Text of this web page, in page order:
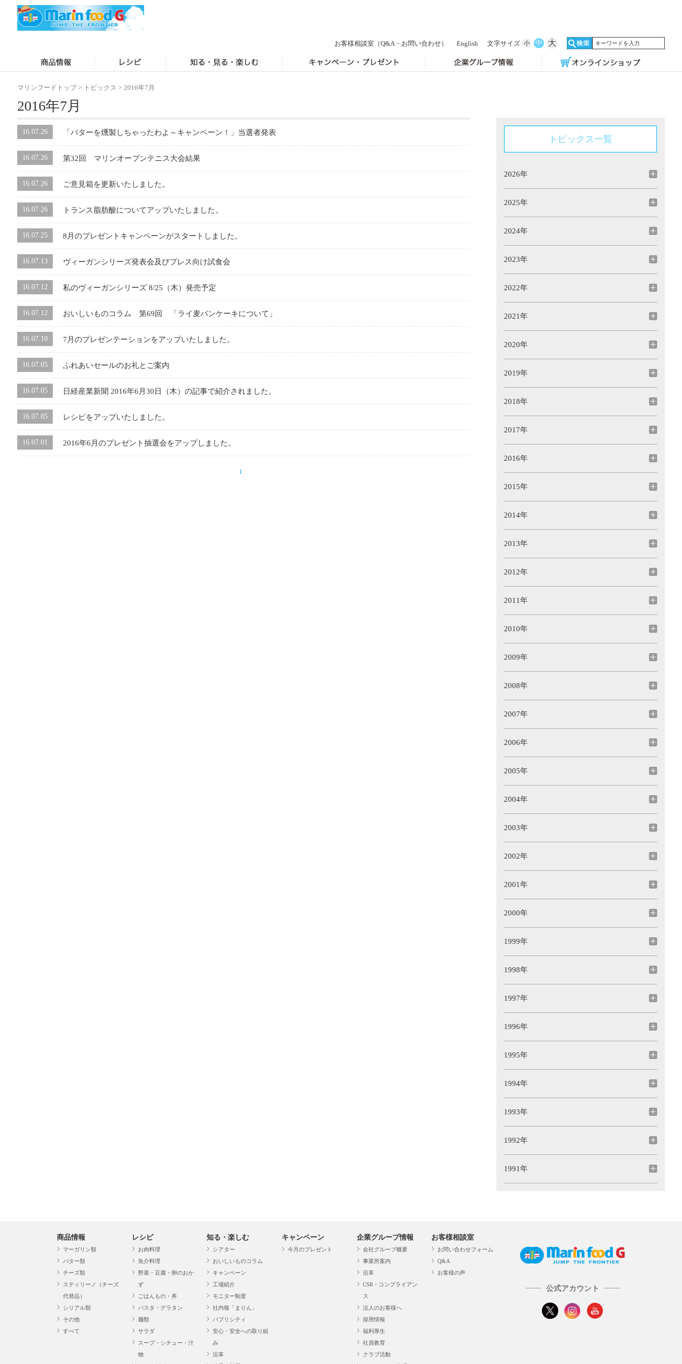
お客様相談室 （Q&A・お問い合わせ） English 文字サイズ 小 中 大
マリンフードトップ> トピックス > 2016年7月
2016年7月
16.07.26 「バターを燻製しちゃったわよ～キャンペーン！」当選者発表
16.07.26 第32回 マリンオープンテニス大会結果
16.07.26 ご意見箱を更新いたしました。
16.07.26 トランス脂肪酸についてアップいたしました。
16.07.25 8月のプレゼントキャンペーンがスタートしました。
16.07.13 ヴィーガンシリーズ発表会及びプレス向け試食会
16.07.12 私のヴィーガンシリーズ 8/25（木）発売予定
16.07.12 おいしいものコラム 第69回 「ライ麦パンケーキについて」
16.07.10 7月のプレゼンテーションをアップいたしました。
16.07.05 ふれあいセールのお礼とご案内
16.07.05 日経産業新聞 2016年6月30日（木）の記事で紹介されました。
16.07.05 レシピをアップいたしました。
16.07.01 2016年6月のプレゼント抽選会をアップしました。
1
トピックス一覧
2026年
2025年
2024年
2023年
2022年
2021年
2020年
2019年
2018年
2017年
2016年
2015年
2014年
2013年
2012年
2011年
2010年
2009年
2008年
2007年
2006年
2005年
2004年
2003年
2002年
2001年
2000年
1999年
1998年
1997年
1996年
1995年
1994年
1993年
1992年
1991年
商品情報
マーガリン類
バター類
チーズ類
スティリーノ（チーズ
代替品）
シリアル類
その他
すべて
レシピ
お肉料理
魚介料理
野菜・豆腐・卵のおか
ず
ごはんもの・丼
パスタ・グラタン
麺類
サラダ
スープ・シチュー・汁
物
知る・楽しむ
シアター
おいしいものコラム
キャンペーン
工場紹介
モニター制度
社内報「まりん」
パブリシティ
安心・安全への取り組
み
沿革
キャンペーン
今月のプレゼント
企業グループ情報
会社グループ概要
事業所案内
沿革
CSR・コンプライアン
ス
法人のお客様へ
採用情報
福利厚生
社員教育
クラブ活動
お客様相談室
お問い合わせフォーム
Q&A
お客様の声
公式アカウント